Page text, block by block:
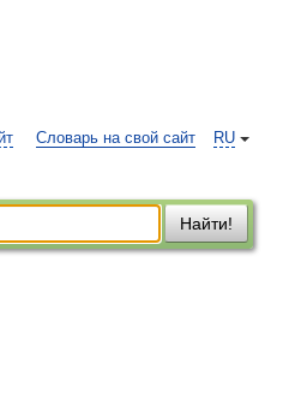
RU
Словарь на свой сайт
Найти!